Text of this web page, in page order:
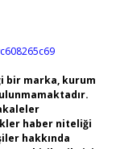
bir marka, kurum
haber niteliği
hakkında